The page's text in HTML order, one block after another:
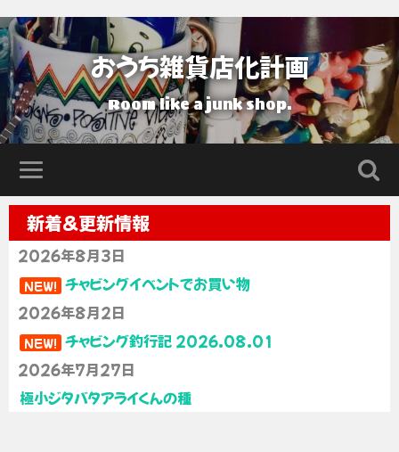
おうち雑貨店化計画
Room like a junk shop.
新着＆更新情報
2026年8月3日
NEW! チャビングイベントでお買い物
2026年8月2日
NEW! チャビング釣行記 2026.08.01
2026年7月27日
極小ジタバタアライくんの種